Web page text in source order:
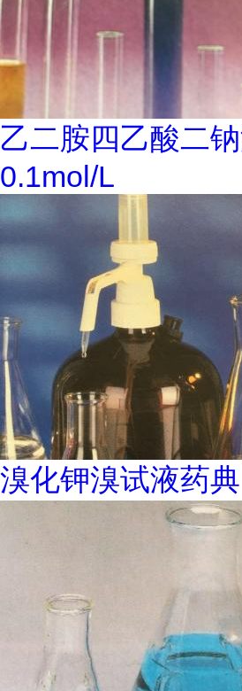
乙二胺四乙酸二
0.1mol/L
溴化钾溴试液药典